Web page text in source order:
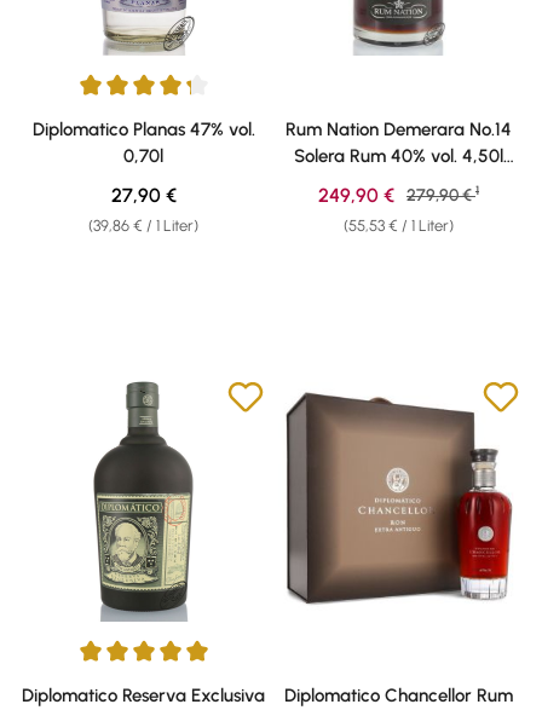
Durchschnittliche Bewertung von 4.17 von 5 Sternen
Diplomatico Planas 47% vol.
0,70l
(39,86 € / 1 Liter)
Regulärer Preis:
27,90 €
Rum Nation Demerara No.14
Solera Rum 40% vol. 4,50l
Réhoboam
(55,53 € / 1 Liter)
Verkaufspreis:
249,90 € Regulärer Preis:
279,90 € 1
Durchschnittliche Bewertung von 5 von 5 Sternen
Diplomatico Reserva Exclusiva
Diplomatico Chancellor Rum